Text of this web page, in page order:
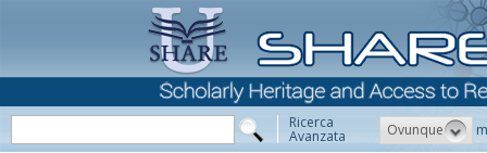
Ricerca
Avanzata Ovunque